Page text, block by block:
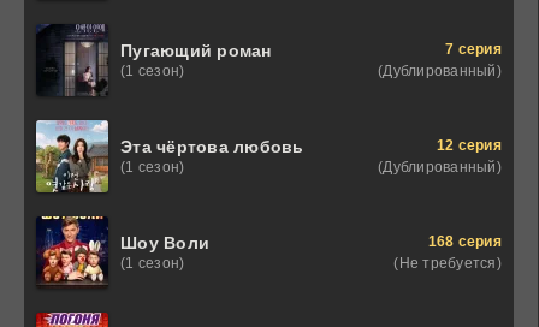
Пугающий роман
(1 сезон)
7 серия
(Дублированный)
Эта чёртова любовь
(1 сезон)
12 серия
(Дублированный)
Шоу Воли
(1 сезон)
168 серия
(Не требуется)